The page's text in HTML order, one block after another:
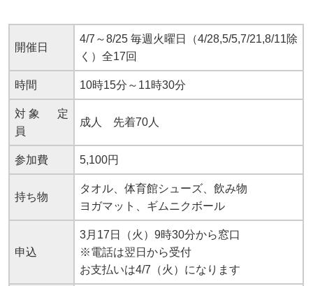
開催日
4/7～8/25 毎週火曜日（4/28,5/5,7/21,8/11除
く）全17回
時間 10時15分～11時30分
対象 定
員
成人 先着70人
参加費 5,100円
持ち物
タオル、体育館シューズ、飲み物
ヨガマット、ギムニクボール
申込
3月17日（火）9時30分から窓口
※電話は翌日から受付
お支払いは4/7（火）になります